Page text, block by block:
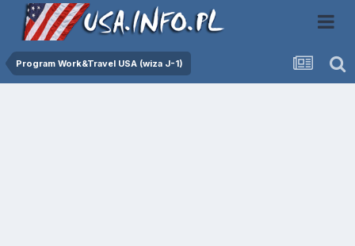
Program Work&Travel USA (wiza J-1)